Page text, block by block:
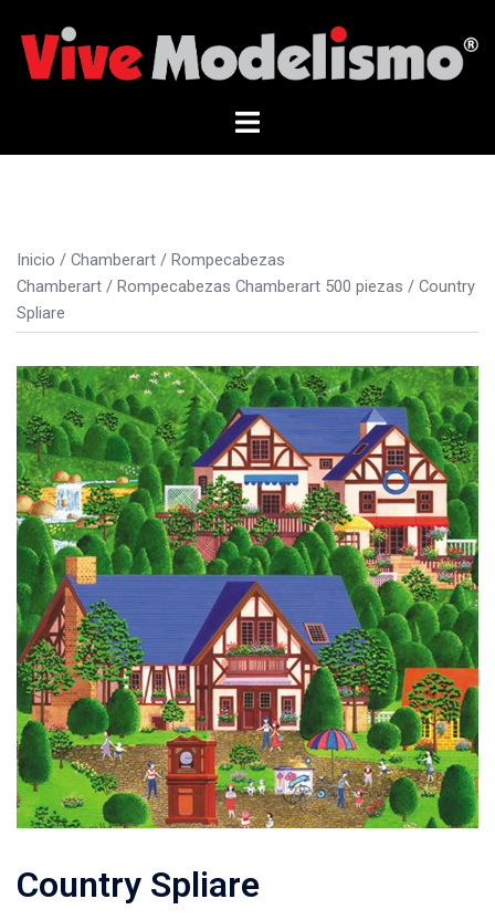
contenido
Alternar
Inicio / Chamberart / Rompecabezas
Chamberart / Rompecabezas Chamberart 500 piezas / Country
Spliare
Country Spliare